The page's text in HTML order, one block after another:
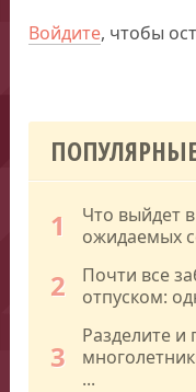
Войдите, чтобы
1
Что выйдет
ожидаемых
2
Почти все
отпуском:
3
Разделите и
...